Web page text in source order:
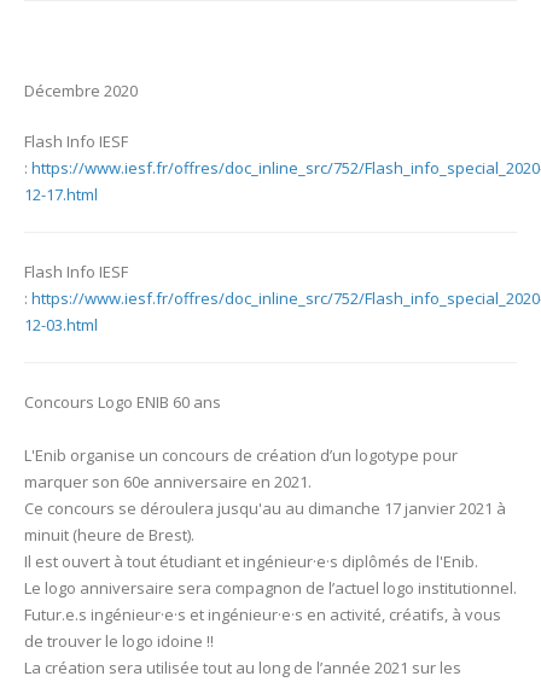
Décembre 2020
Flash Info IESF
: https://www.iesf.fr/offres/doc_inline_src/752/
12-17.html
Flash Info IESF
: https://www.iesf.fr/offres/doc_inline_src/752/
12-03.html
Concours Logo ENIB 60 ans
L'Enib organise un concours de création d’un logotype pour
marquer son 60e anniversaire en 2021.
Ce concours se déroulera jusqu'au au dimanche 17 janvier 2021 à
minuit (heure de Brest).
Il est ouvert à tout étudiant et ingénieur·e·s diplômés de l'Enib.
Le logo anniversaire sera compagnon de l’actuel logo institutionnel.
Futur.e.s ingénieur·e·s et ingénieur·e·s en activité, créatifs, à vous
de trouver le logo idoine !!
La création sera utilisée tout au long de l’année 2021 sur les